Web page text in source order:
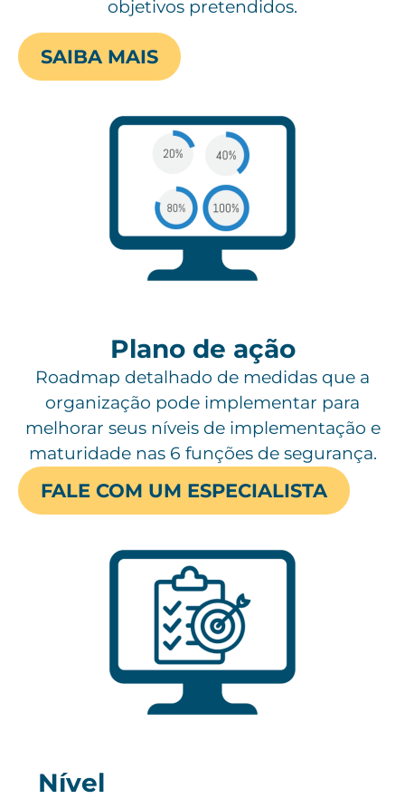
objetivos pretendidos.
SAIBA MAIS
Plano de ação
Roadmap detalhado de medidas que a
organização pode implementar para
melhorar seus níveis de implementação e
maturidade nas 6 funções de segurança.
FALE COM UM ESPECIALISTA
Nível